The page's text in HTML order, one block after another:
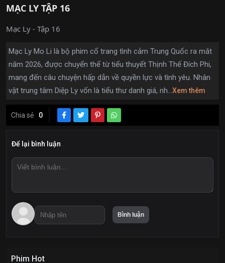
MẠC LY TẬP 16
Mạc Ly - Tập 16
Mạc Ly Mo Li là bộ phim cổ trang tình cảm Trung Quốc ra mắt
năm 2026, được chuyển thể từ tiểu thuyết Thịnh Thế Đích Phi,
mang đến câu chuyện hấp dẫn về quyền lực và tình yêu. Nhân
vật trung tâm Diệp Ly vốn là tiểu thư danh giá, nh...Xem thêm
Chia sẻ 0
Để lại bình luận
Phim Hot